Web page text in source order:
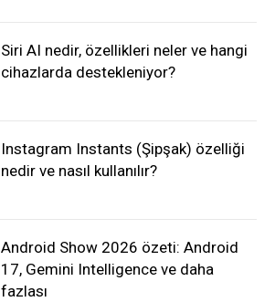
Siri AI nedir, özellikleri neler ve hangi
cihazlarda destekleniyor?
Instagram Instants (Şipşak) özelliği
nedir ve nasıl kullanılır?
Android Show 2026 özeti: Android
17, Gemini Intelligence ve daha
fazlası